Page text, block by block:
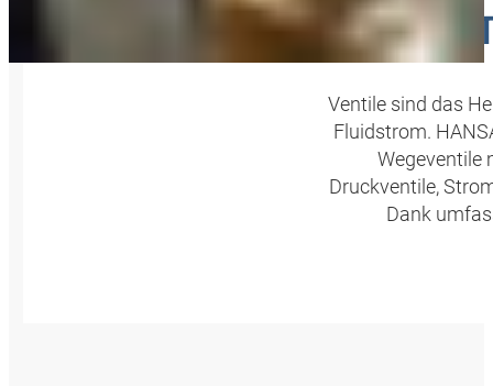
Ventile sind das
Fluidstrom.
Wegeventile
Druckventile,
Dank